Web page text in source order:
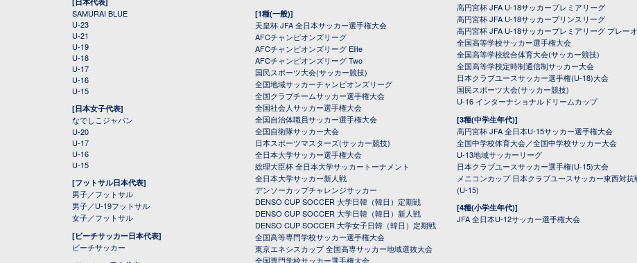
SAMURAI BLUE
U-23
U-21
U-19
U-18
U-17
U-16
U-15
[日本女子代表]
なでしこジャパン
U-20
U-17
U-16
U-15
[フットサル日本代表]
男子／フットサル
男子／U-19フットサル
女子／フットサル
[ビーチサッカー日本代表]
ビーチサッカー
[1種(一般)]
天皇杯 JFA 全日本サッカー選手権大会
AFCチャンピオンズリーグ
AFCチャンピオンズリーグ Elite
AFCチャンピオンズリーグ Two
国民スポーツ大会(サッカー競技)
全国地域サッカーチャンピオンズリーグ
全国クラブチームサッカー選手権大会
全国社会人サッカー選手権大会
全国自治体職員サッカー選手権大会
全国自衛隊サッカー大会
日本スポーツマスターズ(サッカー競技)
全日本大学サッカー選手権大会
総理大臣杯 全日本大学サッカートーナメント
全日本大学サッカー新人戦
デンソーカップチャレンジサッカー
DENSO CUP SOCCER 大学日韓（韓日）定期戦
DENSO CUP SOCCER 大学日韓（韓日）新人戦
DENSO CUP SOCCER 大学女子日韓（韓日）定期戦
全国高等専門学校サッカー選手権大会
東京エネシスカップ 全国高専サッカー地域選抜大会
全国専門学校サッカー選手権大会
高円宮杯 JFA U-18サッカープレミアリーグ
高円宮杯 JFA U-18サッカープリンスリーグ
高円宮杯 JFA U-18サッカープレミアリーグ プレー
全国高等学校サッカー選手権大会
全国高等学校総合体育大会(サッカー競技)
全国高等学校定時制通信制サッカー大会
日本クラブユースサッカー選手権(U-18)大会
国民スポーツ大会(サッカー競技)
U-16 インターナショナルドリームカップ
[3種(中学生年代)]
高円宮杯 JFA 全日本U-15サッカー選手権大会
全国中学校体育大会／全国中学校サッカー大会
U-13地域サッカーリーグ
日本クラブユースサッカー選手権(U-15)大会
メニコンカップ 日本クラブユースサッカー東西対抗
(U-15)
[4種(小学生年代)]
JFA 全日本U-12サッカー選手権大会